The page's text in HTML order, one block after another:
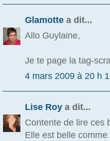
Glamotte a dit...
Allo Guylaine,
Je te page la tag-
4 mars 2009 à 20 h
Lise Roy a dit...
Contente de lire ces
Elle est belle